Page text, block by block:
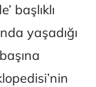
başlıklı
yaşadığı